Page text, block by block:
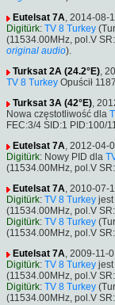
Eutelsat 7A, 2014-08-
Digitürk: TV 8 Turkey
(11534.00MHz, pol.V
original audio).
Turksat 2A (24.2°E),
TV 8 Turkey Opuścił
Turksat 3A (42°E),
Nowa częstotliwość dla
FEC:3/4 SID:1 PID:100/
Eutelsat 7A, 2012-04-
Digitürk: Nowy PID dla
(11534.00MHz, pol.V
Eutelsat 7A, 2010-07-
Digitürk: TV 8 Turkey jest
(11534.00MHz, pol.V
Digitürk: TV 8 Turkey
(11534.00MHz, pol.V
Eutelsat 7A, 2009-11-
Digitürk: TV 8 Turkey jest
(11534.00MHz, pol.V
Digitürk: TV 8 Turkey
(11534.00MHz, pol.V